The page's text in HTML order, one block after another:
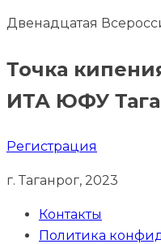
Двенадцатая
Точка
ИТА ЮФУ
Регистрация
г. Таганрог, 2023
Контакты
Политика